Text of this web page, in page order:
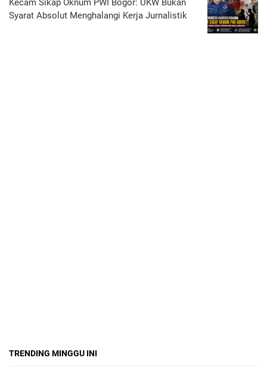
Kecam Sikap Oknum PWI Bogor: UKW Bukan
Syarat Absolut Menghalangi Kerja Jurnalistik
TRENDING MINGGU INI